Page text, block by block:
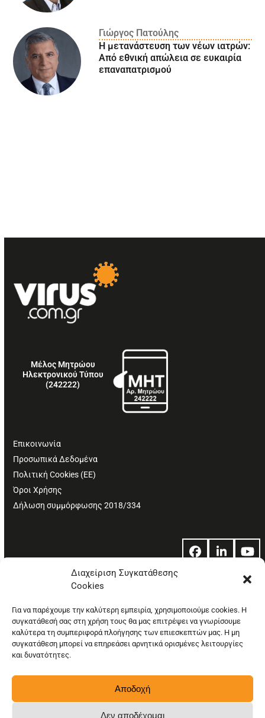
Διαχείριση Συγκατάθεσης
Cookies
Για να παρέχουμε την καλύτερη εμπειρία, χρησιμοποιούμε cookies. Η
συγκατάθεσή σας στη χρήση τους θα μας επιτρέψει να γνωρίσουμε
καλύτερα τη συμπεριφορά πλοήγησης των επιεσκεπτών μας. Η μη
συγκατάθεση μπορεί να επηρεάσει αρνητικά ορισμένες λειτουργίες
και δυνατότητες.
Αποδοχή
Δεν αποδέχομαι
Γιώργος Πατούλης
Η μετανάστευση των νέων ιατρών:
Aπό εθνική απώλεια σε ευκαιρία
επαναπατρισμού
Μέλος Μητρώου
Ηλεκτρονικού Τύπου
(242222)
Επικοινωνία
Προσωπικά Δεδομένα
Πολιτική Cookies (ΕΕ)
Όροι Χρήσης
Δήλωση συμμόρφωσης 2018/334
Facebook
LinkedIn
© Copyright: Ethos Media S.A.